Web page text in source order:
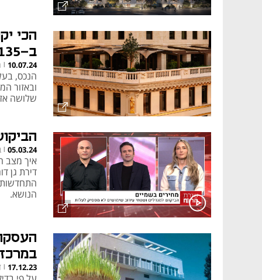
ב-135 מיליון דולר
10.07.24
|
ובאזור
שלושה
05.03.24
|
איך מצב
דירת גן
התחדשות
הנושא.
17.12.23
|